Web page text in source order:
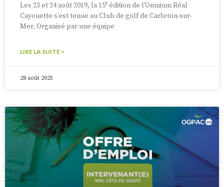
Les 23 et 24 août 2019, la 15ᵉ édition de l’Omnium Réal
Cayouette s’est tenue au Club de golf de Carleton-sur-
Mer. Organisé par une équipe
LIRE LA SUITE >
28 août 2025